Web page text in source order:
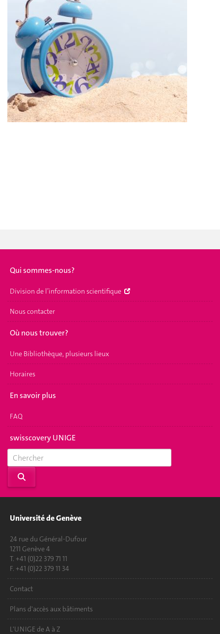
Qui sommes-nous?
Division de l’information scientifique
Nous contacter
Où nous trouver?
Une Bibliothèque, plusieurs lieux
Horaires
En savoir plus
FAQ
swisscovery UNIGE
Université de Genève
24 rue du Général-Dufour
1211 Genève 4
T. +41 (0)22 379 71 11
F. +41 (0)22 379 11 34
Contact
Plans d'accès aux bâtiments
L'UNIGE de A à Z